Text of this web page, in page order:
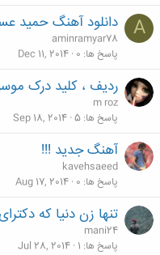
A دانلود آهنگ حمید
aminramyar78
پاسخ ها 0
Dec 11, 2014
ردیف ، کلید درک
m roz
پاسخ ها 5
Sep 18, 2014
آهنگ جدید !!!
kavehsaeed
پاسخ ها 0
Aug 17, 2014
تنها زن دنیا که
mani24
پاسخ ها 1
Jul 28, 2014